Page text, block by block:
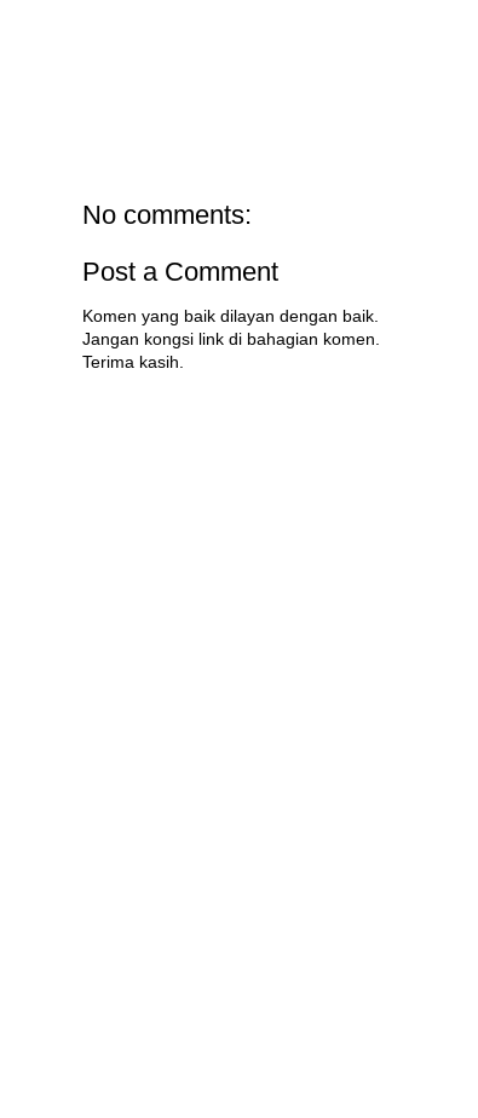
No comments:
Post a Comment
Komen yang baik dilayan dengan baik.
Jangan kongsi link di bahagian komen.
Terima kasih.